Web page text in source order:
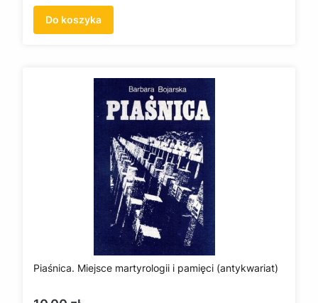
Do koszyka
Piaśnica. Miejsce martyrologii i pamięci (antykwariat)